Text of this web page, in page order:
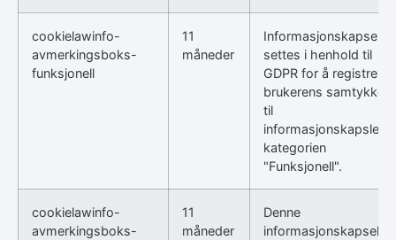
cookielawinfo-
avmerkingsboks-
funksjonell
11
måneder
Informasjonskapselen
settes i henhold til
GDPR for å registrere
brukerens samtykke
til
informasjonskapsler i
kategorien
"Funksjonell".
cookielawinfo-
avmerkingsboks-
11
måneder
Denne
informasjonskapselen